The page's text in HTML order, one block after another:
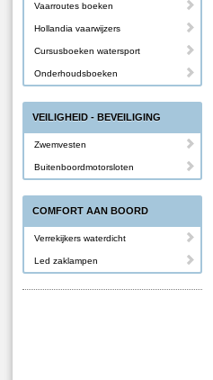
Vaarroutes boeken
Hollandia vaarwijzers
Cursusboeken watersport
Onderhoudsboeken
VEILIGHEID - BEVEILIGING
Zwemvesten
Buitenboordmotorsloten
COMFORT AAN BOORD
Verrekijkers waterdicht
Led zaklampen